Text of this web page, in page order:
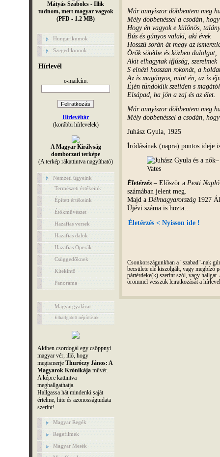
Mátyás Szabolcs - Illik
tudnom, mert magyar vagyok
(PFD - 1.2 MB)
Hungarikumok
Szegedikumok
Hírlevél
e-mailcím:
Hírlevéltár
(korábbi hírlevelek)
A Magyar Királyság
domborzati terképe
(A terkép rákattintva nagyítható)
Nemzeti ügyeink
Természeti értékeink
Épített értékeink
Étökművészet
Hazafias versek
Hazafias dalok
Hazafias Operák
Csüggedőknek
Kitekintő
Panoráma
Magyargyalázat
Elhallgatott népírtások
Akiben csordogál egy csöppnyi
magyar vér, illő, hogy
megismerje Thuróczy János: A
Magyarok Krónikájaművét.
A képre kattintva
meghallgathatja.
Hallgassa hát mindenki saját
értelme, hite és azonosságtudata
szerint!
Magyar Regék
Regefilmek
Magyar Mesék
Már annyiszor döbbentem meg
Mély döbbenéssel a csodán,
Hogy én vagyok e különös,
Bús és gúnyos valaki, aki évek
Hosszú során át megy az
Örök sötétbe és közben dalolgat,
Akit elhagytak ifjúság, szerelmek
S elnézi hosszan rokonát, a
Az is magányos, mint én, az is
Éjén tündöklik szelíden s magától
Elsápad, ha jön a zaj és az élet.
Már annyiszor döbbentem meg
Mély döbbenéssel a csodán,
Juhász Gyula, 1925
Íródásának (napra) pontos ideje
Életérzés – Először a Pesti Napló
számában jelent meg.
Majd a Délmagyarország1927
Újévi száma is hozta…
Életérzés < Nyisson ide !
Csonkországunkban a "szabad"-nak
becsülete elé kiszolgált, vagy megbízó
pártérdeke(k) szerint szól, vagy
örömmel vesszük leiratkozását a